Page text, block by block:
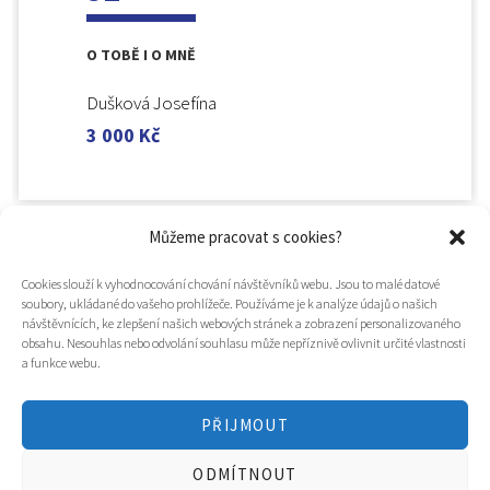
Můžeme pracovat s cookies?
Cookies slouží k vyhodnocování chování návštěvníků webu. Jsou to malé datové
soubory, ukládané do vašeho prohlížeče. Používáme je k analýze údajů o našich
návštěvnících, ke zlepšení našich webových stránek a zobrazení personalizovaného
obsahu. Nesouhlas nebo odvolání souhlasu může nepříznivě ovlivnit určité vlastnosti
a funkce webu.
PŘIJMOUT
ODMÍTNOUT
O TOBĚ I O MNĚ
Dušková Josefína
3 000 Kč